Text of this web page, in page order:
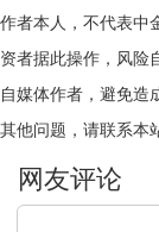
作者本人，不代表中
资者据此操作，风险
自媒体作者，避免造
其他问题，请联系本